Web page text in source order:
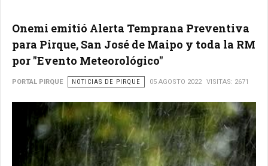
Onemi emitió Alerta Temprana Preventiva
para Pirque, San José de Maipo y toda la RM
por "Evento Meteorológico"
PORTAL PIRQUE NOTICIAS DE PIRQUE 05 AGOSTO 2022 VISITAS: 2671